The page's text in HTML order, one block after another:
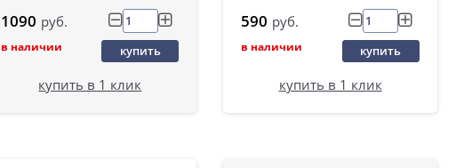
1090 руб.
в наличии купить
купить в 1 клик
590 руб.
в наличии купить
купить в 1 клик